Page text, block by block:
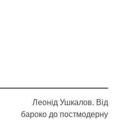
Леонід Ушкалов. Від
бароко до постмодерну